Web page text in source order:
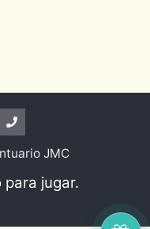
JMC
jugar.